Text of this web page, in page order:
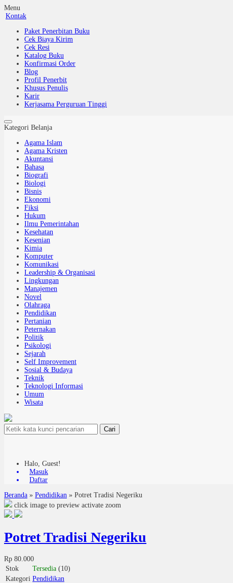
Menu
Kontak
Paket Penerbitan Buku
Cek Biaya Kirim
Cek Resi
Katalog Buku
Konfirmasi Order
Blog
Profil Penerbit
Khusus Penulis
Karir
Kerjasama Perguruan Tinggi
Kategori Belanja
Agama Islam
Agama Kristen
Akuntansi
Bahasa
Biografi
Biologi
Bisnis
Ekonomi
Fiksi
Hukum
Ilmu Pemerintahan
Kesehatan
Kesenian
Kimia
Komputer
Komunikasi
Leadership & Organisasi
Lingkungan
Manajemen
Novel
Olahraga
Pendidikan
Pertanian
Peternakan
Politik
Psikologi
Sejarah
Self Improvement
Sosial & Budaya
Teknik
Teknologi Informasi
Umum
Wisata
Cari
Halo, Guest!
Masuk
Daftar
Beranda » Pendidikan » Potret Tradisi Negeriku
click image to preview activate zoom
Potret Tradisi Negeriku
Rp 80.000
Stok
Tersedia (10)
Kategori Pendidikan